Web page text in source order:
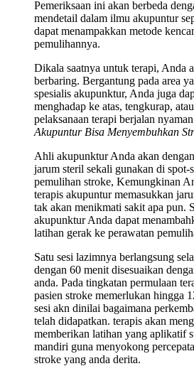
Pemeriksaan ini akan berbeda
mendetail dalam ilmu akupuntur
dapat menampakkan metode
pemulihannya.
Dikala saatnya untuk terapi, Anda
berbaring. Bergantung pada area
spesialis akupunktur, Anda juga
menghadap ke atas, tengkurap,
pelaksanaan terapi berjalan
Akupuntur Bisa Menyembuhkan
Ahli akupunktur Anda akan
jarum steril sekali gunakan di spot-
pemulihan stroke, Kemungkinan
terapis akupuntur memasukkan
tak akan menikmati sakit apa pun.
akupunktur Anda dapat
latihan gerak ke perawatan
Satu sesi lazimnya berlangsung
dengan 60 menit disesuaikan
anda. Pada tingkatan permulaan
pasien stroke memerlukan hingga
sesi akn dinilai bagaimana
telah didapatkan. terapis akan
memberikan latihan yang aplikatif
mandiri guna menyokong
stroke yang anda derita.